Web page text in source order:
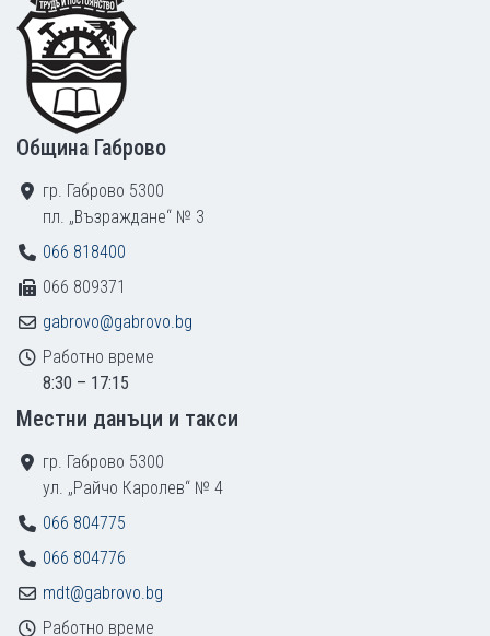
Община Габрово
гр. Габрово 5300
пл. „Възраждане“ № 3
066 818400
066 809371
gabrovo@gabrovo.bg
Работно време
8:30 – 17:15
Местни данъци и такси
гр. Габрово 5300
ул. „Райчо Каролев“ № 4
066 804775
066 804776
mdt@gabrovo.bg
Работно време